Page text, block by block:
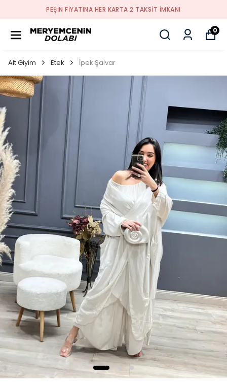
PEŞİN FİYATINA HER KARTA 2 TAKSİT İMKANI
0
Alt Giyim Etek İpek Şalvar